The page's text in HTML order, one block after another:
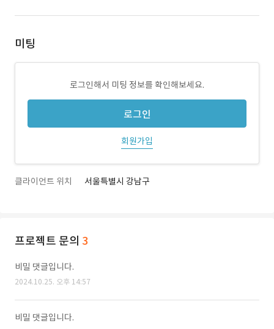
미팅
로그인해서 미팅 정보를 확인해보세요.
로그인
회원가입
클라이언트 위치 서울특별시 강남구
프로젝트 문의 3
비밀 댓글입니다.
2024.10.25. 오후 14:57
비밀 댓글입니다.